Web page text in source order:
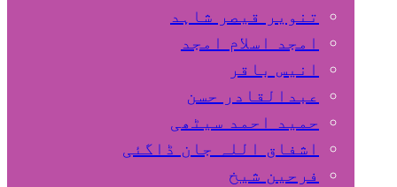
تنویر قیصر شاہد
امجد اسلام امجد
انیس باقر
عبدالقادر حسن
حمید احمد سیٹھی
اشفاق اللہ جان ڈاگئی
فرحین شیخ